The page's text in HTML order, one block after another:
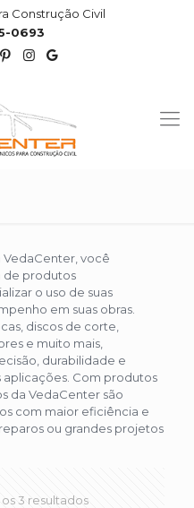
Construção Civil
0693
VedaCenter, você
de produtos
o uso de suas
em suas obras.
discos de corte,
e muito mais,
durabilidade e
aplicações. Com produtos
da VedaCenter são
com maior eficiência e
ou grandes projetos
3 resultados